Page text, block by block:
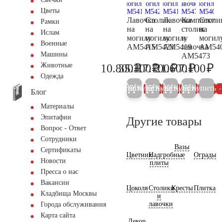
Цветы
Рамки
Ислам
Военные
Машины
Животные
Одежда
Блог
Материалы
Эпитафии
Вопрос - Ответ
Сотрудники
Сертификаты
Новости
Пресса о нас
Вакансии
Кладбища Москвы
Города обслуживания
Карта сайта
Лавочка
на
могилу
AM5415
11.400
10.800₽
Купить 5%
Столик
на
могилу
AM5423
37.200
35.300₽
Купить 5%
Лавочка
на
могилу
AM5419
18.600
17.700₽
Купить 5%
Комплект
столик
и
лавочка
АМ5473
22.700
21.600₽
Купить 5%
на
7.100₽
Купить
Другие товары
ЦветникНадгробные
плиты
Вазы
Ограды
ЦоколяСтолики
и
лавочки
КрестыПлитка